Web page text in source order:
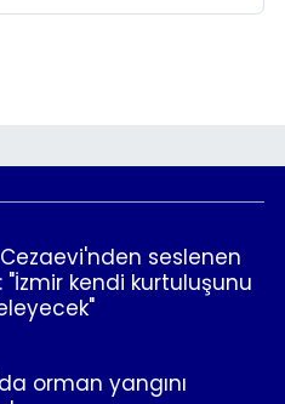
seslenen
"İzmir kendi kurtuluşunu
orman yangını